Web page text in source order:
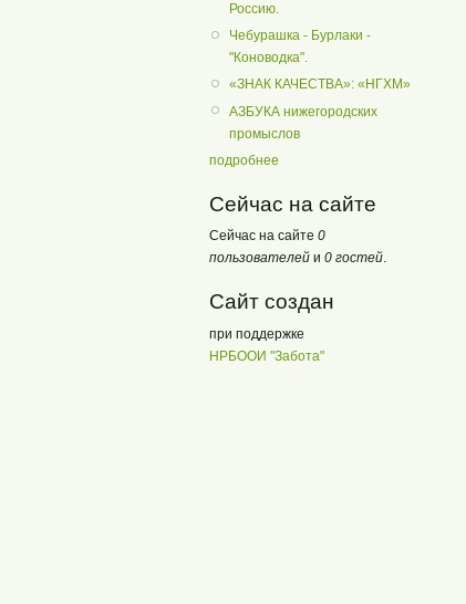
Россию.
Чебурашка - Бурлаки -
"Коноводка".
«ЗНАК КАЧЕСТВА»: «НГХМ»
АЗБУКА нижегородских
промыслов
подробнее
Сейчас на сайте
Сейчас на сайте 0
пользователей и 0 гостей
Сайт создан
при поддержке
НРБООИ "Забота"